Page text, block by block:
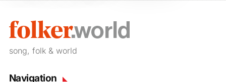
song, folk & world
Navigation